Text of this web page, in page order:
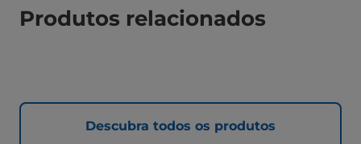
Produtos relacionados
Descubra todos os produtos